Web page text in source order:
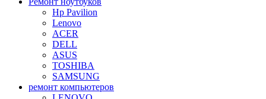
Hp Pavilion
Lenovo
ACER
DELL
ASUS
TOSHIBA
SAMSUNG
ремонт компьютеров